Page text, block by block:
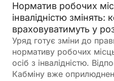
Норматив робочих
інвалідністю змінять:
враховуватимуть у
Уряд готує зміни до
нормативу робочих
осіб з інвалідністю.
Кабміну вже